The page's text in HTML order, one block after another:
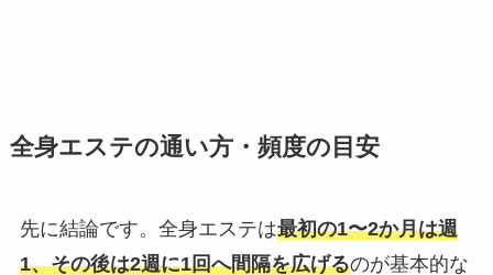
全身エステの通い方・頻度の目安
先に結論です。全身エステは最初の1〜2か月は週
1、その後は2週に1回へ間隔を広げるのが基本的な